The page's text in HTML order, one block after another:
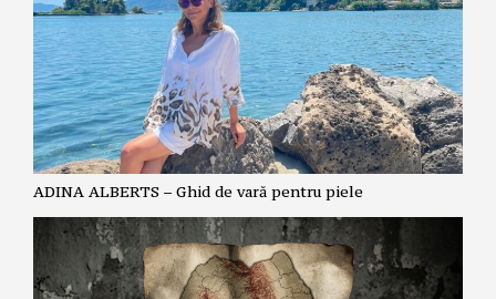
ADINA ALBERTS – Ghid de vară pentru piele